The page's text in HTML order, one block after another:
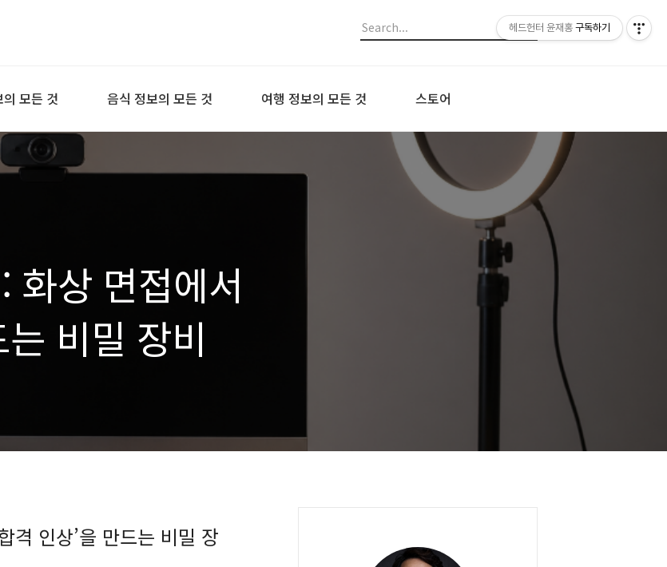
모든 것 음식 정보의 모든 것 여행 정보의 모든 것 스토어
화상 면접에서
비밀 장비
격 인상’을 만드는 비밀 장
헤드헌터 윤재홍 구독하기